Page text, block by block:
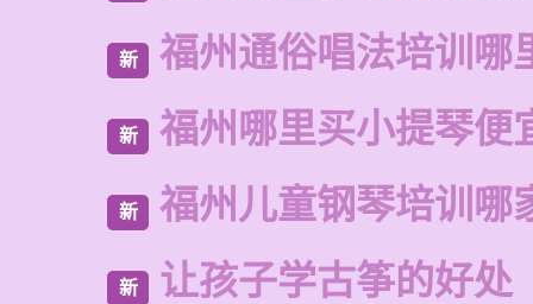
新 福州通俗唱法培训哪
新 福州哪里买小提琴便
新 福州儿童钢琴培训哪
新 让孩子学古筝的好处